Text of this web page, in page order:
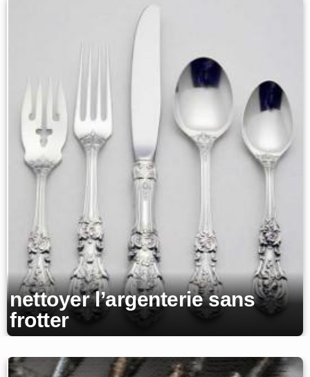
nettoyer l’argenterie sans
frotter